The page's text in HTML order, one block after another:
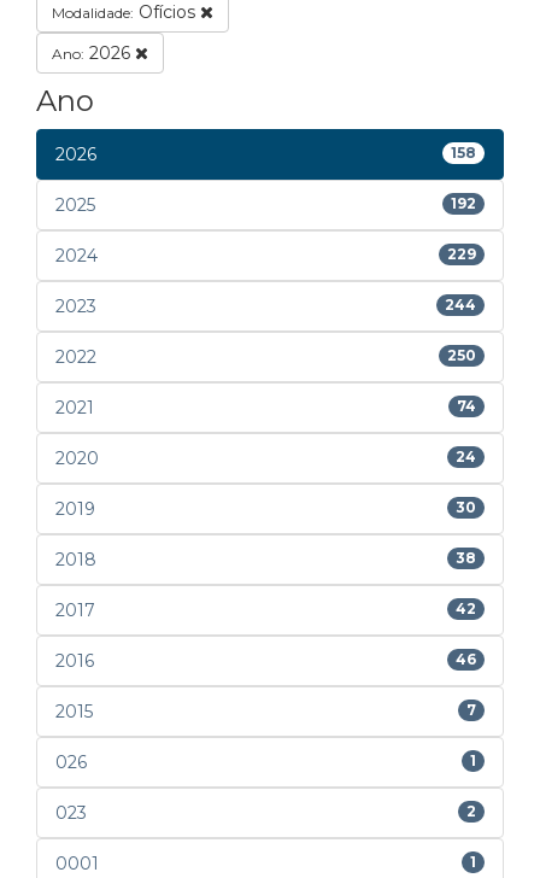
Modalidade: Ofícios
Ano: 2026
Ano
2026 158
2025 192
2024 229
2023 244
2022 250
2021 74
2020 24
2019 30
2018 38
2017 42
2016 46
2015 7
026 1
023 2
0001 1